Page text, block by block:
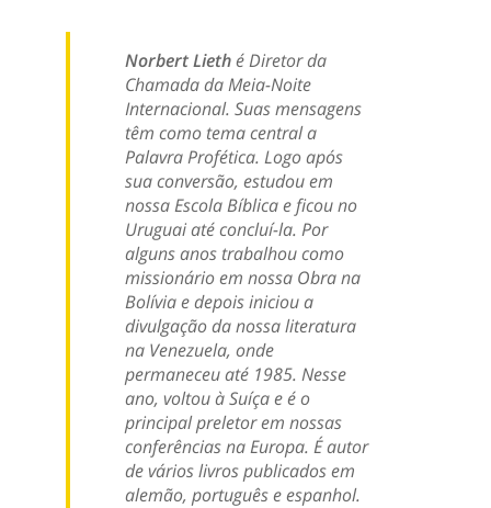
Norbert Liethé Diretor da
Chamada da Meia-Noite
Internacional. Suas mensagens
têm como tema central a
Palavra Profética. Logo após
sua conversão, estudou em
nossa Escola Bíblica e ficou no
Uruguai até concluí-la. Por
alguns anos trabalhou como
missionário em nossa Obra na
Bolívia e depois iniciou a
divulgação da nossa literatura
na Venezuela, onde
permaneceu até 1985. Nesse
ano, voltou à Suíça e é o
principal preletor em nossas
conferências na Europa. É autor
de vários livros publicados em
alemão, português e espanhol.